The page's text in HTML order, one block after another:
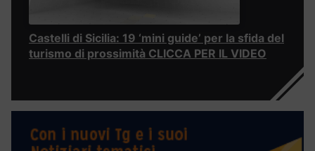
Castelli di Sicilia: 19 ‘mini guide’ per la sfida del
turismo di prossimità CLICCA PER IL VIDEO